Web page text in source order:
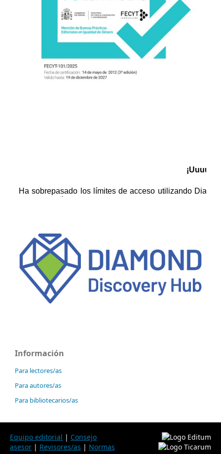
Información
Para lectores/as
Para autores/as
Para bibliotecarios/as
Equipo editorial | Consejo
asesor | Revisores/as | Normas